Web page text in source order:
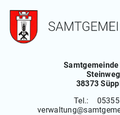
38373
Tel.: 05355
verwaltung@